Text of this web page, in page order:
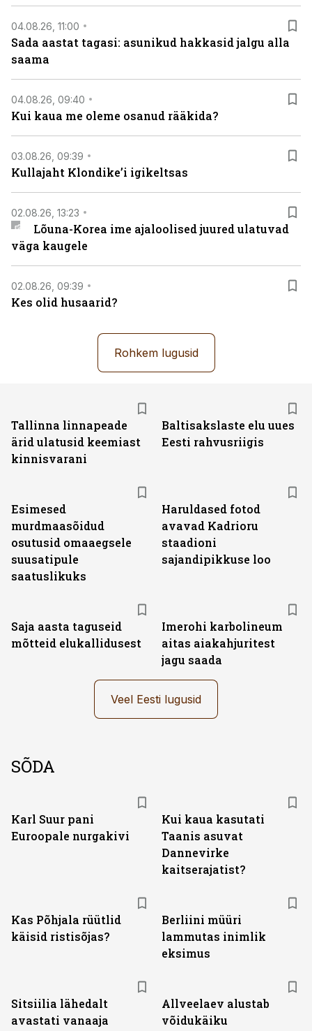
04.08.26, 11:00
Sada aastat tagasi: asunikud hakkasid jalgu alla
saama
04.08.26, 09:40
Kui kaua me oleme osanud rääkida?
03.08.26, 09:39
Kullajaht Klondike’i igikeltsas
02.08.26, 13:23
Lõuna-Korea ime ajaloolised juured ulatuvad
väga kaugele
02.08.26, 09:39
Kes olid husaarid?
Rohkem lugusid
Tallinna linnapeade
ärid ulatusid keemiast
kinnisvarani
Baltisakslaste elu uues
Eesti rahvusriigis
Esimesed
murdmaasõidud
osutusid omaaegsele
suusatipule
saatuslikuks
Haruldased fotod
avavad Kadrioru
staadioni
sajandipikkuse loo
Saja aasta taguseid
mõtteid elukallidusest
Imerohi karbolineum
aitas aiakahjuritest
jagu saada
Veel Eesti lugusid
SÕDA
Karl Suur pani
Euroopale nurgakivi
Kui kaua kasutati
Taanis asuvat
Dannevirke
kaitserajatist?
Kas Põhjala rüütlid
käisid ristisõjas?
Berliini müüri
lammutas inimlik
eksimus
Sitsiilia lähedalt
avastati vanaaja
Allveelaev alustab
võidukäiku